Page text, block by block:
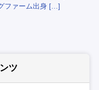
ファーム出身 […]
ツ